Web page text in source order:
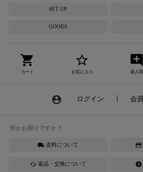
SET UP
GOODS
shopping_cart
カート
star_border
お気に入り
add_comment
新入荷
account_circle ログイン 会
何かお困りですか？
local_shipping 送料について credit_card
cached 返品・交換について offline_bolt